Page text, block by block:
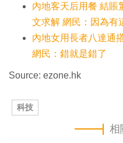
內地客天后用餐 結賬
文求解 網民：因為有
內地女用長者八達通
網民：錯就是錯了
Source: ezone.hk
科技
相